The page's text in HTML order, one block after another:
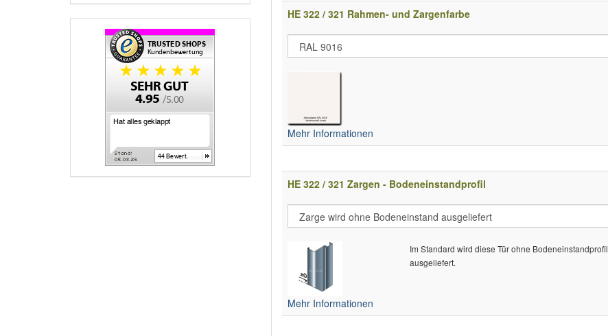
HE 322 / 321 Rahmen- und Zargenfarbe
Mehr Informationen
HE 322 / 321 Zargen - Bodeneinstandprofil
Mehr Informationen
Im Standard wird diese Tür ohne Bodeneinstandprofil
ausgeliefert.